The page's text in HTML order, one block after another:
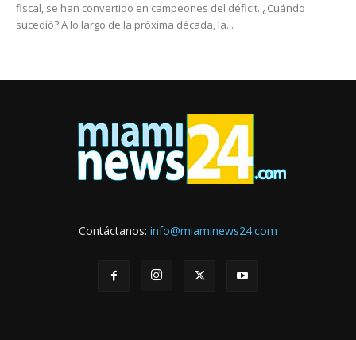
fiscal, se han convertido en campeones del déficit. ¿Cuándo
sucedió? A lo largo de la próxima década, la...
Contáctanos: info@miaminews24.com